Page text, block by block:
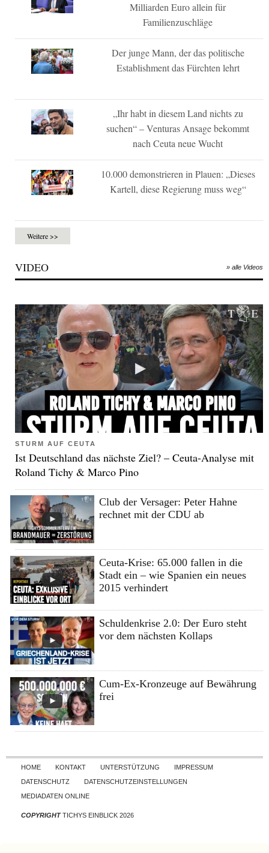
Milliarden Euro allein für
Familienzuschläge
Der junge Mann, der das politische
Establishment das Fürchten lehrt
„Ihr habt in diesem Land nichts zu
suchen“ – Venturas Ansage bekommt
nach Ceuta neue Wucht
10.000 demonstrieren in Plauen: „Dieses
Kartell, diese Regierung muss weg“
Weitere >>
VIDEO » alle Videos
STURM AUF CEUTA
Ist Deutschland das nächste Ziel? – Ceuta-Analyse mit
Roland Tichy & Marco Pino
Club der Versager: Peter Hahne
rechnet mit der CDU ab
Ceuta-Krise: 65.000 fallen in die
Stadt ein – wie Spanien ein neues
2015 verhindert
Schuldenkrise 2.0: Der Euro steht
vor dem nächsten Kollaps
Cum-Ex-Kronzeuge auf Bewährung
frei
Skip to content
HOME KONTAKT UNTERSTÜTZUNG
IMPRESSUM
DATENSCHUTZ
DATENSCHUTZEINSTELLUNGEN
MEDIADATEN ONLINE
COPYRIGHTTICHYS EINBLICK 2026